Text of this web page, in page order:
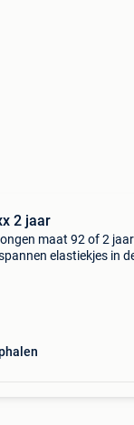
2 jaar
maat 92 of 2
elastiekjes in